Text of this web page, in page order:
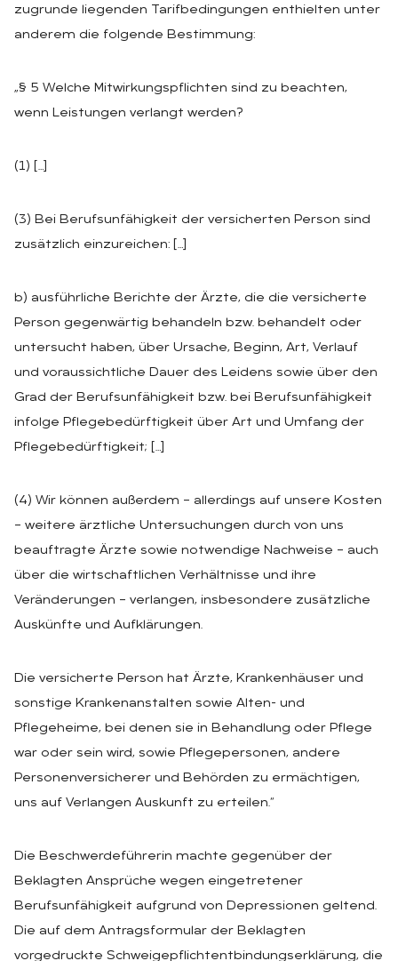
zugrunde liegenden Tarifbedingungen enthielten unter
anderem die folgende Bestimmung:
„§ 5 Welche Mitwirkungspflichten sind zu beachten,
wenn Leistungen verlangt werden?
(1) […]
(3) Bei Berufsunfähigkeit der versicherten Person sind
zusätzlich einzureichen: […]
b) ausführliche Berichte der Ärzte, die die versicherte
Person gegenwärtig behandeln bzw. behandelt oder
untersucht haben, über Ursache, Beginn, Art, Verlauf
und voraussichtliche Dauer des Leidens sowie über den
Grad der Berufsunfähigkeit bzw. bei Berufsunfähigkeit
infolge Pflegebedürftigkeit über Art und Umfang der
Pflegebedürftigkeit; […]
(4) Wir können außerdem – allerdings auf unsere Kosten
– weitere ärztliche Untersuchungen durch von uns
beauftragte Ärzte sowie notwendige Nachweise – auch
über die wirtschaftlichen Verhältnisse und ihre
Veränderungen – verlangen, insbesondere zusätzliche
Auskünfte und Aufklärungen.
Die versicherte Person hat Ärzte, Krankenhäuser und
sonstige Krankenanstalten sowie Alten- und
Pflegeheime, bei denen sie in Behandlung oder Pflege
war oder sein wird, sowie Pflegepersonen, andere
Personenversicherer und Behörden zu ermächtigen,
uns auf Verlangen Auskunft zu erteilen.“
Die Beschwerdeführerin machte gegenüber der
Beklagten Ansprüche wegen eingetretener
Berufsunfähigkeit aufgrund von Depressionen geltend.
Die auf dem Antragsformular der Beklagten
vorgedruckte Schweigepflichtentbindungserklärung, die